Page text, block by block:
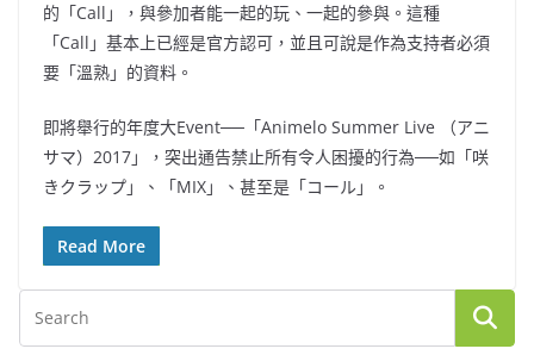
的「Call」，與參加者能一起的玩、一起的參與。這種
「Call」基本上已經是官方認可，並且可說是作為支持者必須
要「溫熟」的資料。
即將舉行的年度大Event──「Animelo Summer Live （アニ
サマ）2017」，突出通告禁止所有令人困擾的行為──如「咲
きクラップ」、「MIX」、甚至是「コール」。
Read More